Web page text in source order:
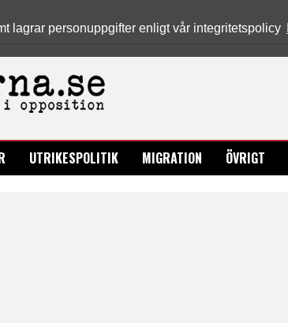
lagrar personuppgifter enligt vår integritetspolicy
UTRIKESPOLITIK MIGRATION ÖVRIGT